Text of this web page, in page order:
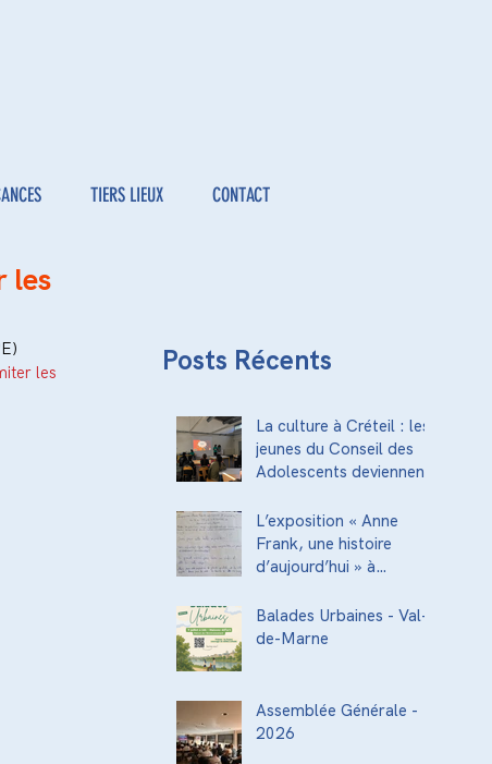
TIERS LIEUX CONTACT
les
les
Posts Récents
La culture à Créteil : les
jeunes du Conseil des
Adolescents deviennent
transmission culturelle
de la ville
L’exposition « Anne
Frank, une histoire
d’aujourd’hui » à
Supérieur du
Professorat et de
Balades Urbaines - Val-
de-Marne
Assemblée Générale -
2026